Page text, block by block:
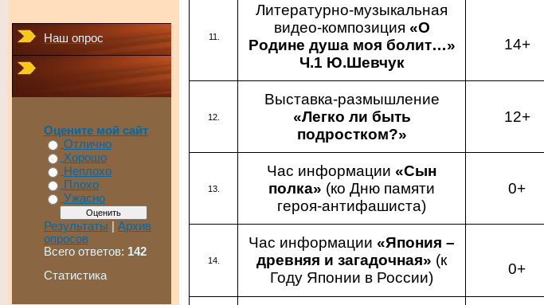
Наш опрос
Оцените мой сайт
Отлично
Хорошо
Неплохо
Плохо
Ужасно
Результаты | Архив
опросов
Всего ответов: 142
Статистика
Литературно-музыкальная
видео-композиция «О
Родине душа моя болит…»
Ч.1 Ю.Шевчук
14+
Выставка-размышление
«Легко ли быть
подростком?»
12+
Час информации «Сын
полка» (ко Дню памяти
героя-антифашиста)
0+
Час информации «Япония –
древняя и загадочная» (к
Году Японии в России)
0+